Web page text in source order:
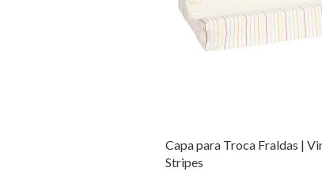
Capa para Troca Fraldas |
Stripes